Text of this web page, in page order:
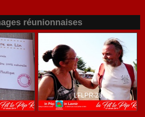
réunionnaises
LFLPR-28